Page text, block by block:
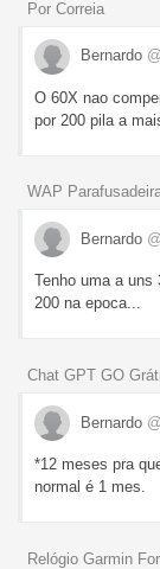
Por Correia
Bernardo
O 60X nao
por 200 pila a
WAP
Bernardo
Tenho uma a uns
200 na epoca...
Chat GPT GO
Bernardo
*12 meses pra
normal é 1 mes.
Relógio Garmin